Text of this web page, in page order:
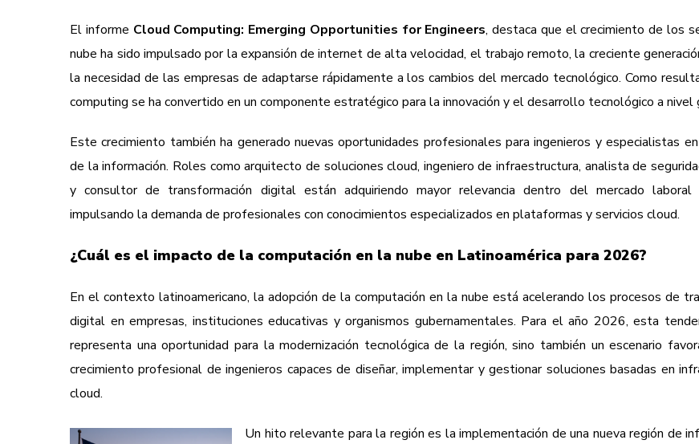
El informe Cloud Computing: Emerging Opportunities for Engineers, destaca que el crecimiento de los
nube ha sido impulsado por la expansión de internet de alta velocidad, el trabajo remoto, la creciente
la necesidad de las empresas de adaptarse rápidamente a los cambios del mercado tecnológico. Como
computing se ha convertido en un componente estratégico para la innovación y el desarrollo tecnológico a nivel
Este crecimiento también ha generado nuevas oportunidades profesionales para ingenieros y especialistas
de la información. Roles como arquitecto de soluciones cloud, ingeniero de infraestructura, analista de
y consultor de transformación digital están adquiriendo mayor relevancia dentro del mercado laboral
impulsando la demanda de profesionales con conocimientos especializados en plataformas y servicios cloud.
¿Cuál es el impacto de la computación en la nube en Latinoamérica para 2026?
En el contexto latinoamericano, la adopción de la computación en la nube está acelerando los procesos de
digital en empresas, instituciones educativas y organismos gubernamentales. Para el año 2026, esta
representa una oportunidad para la modernización tecnológica de la región, sino también un escenario
crecimiento profesional de ingenieros capaces de diseñar, implementar y gestionar soluciones basadas en
cloud.
Un hito relevante para la región es la implementación de una nueva región de